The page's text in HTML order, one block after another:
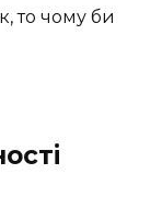
то чому би